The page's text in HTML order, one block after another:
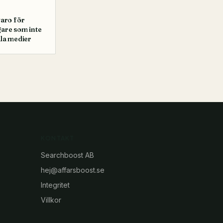
för
som inte
medier
Searchboost AB
hej@affarsboost.se
Integritet
Villkor